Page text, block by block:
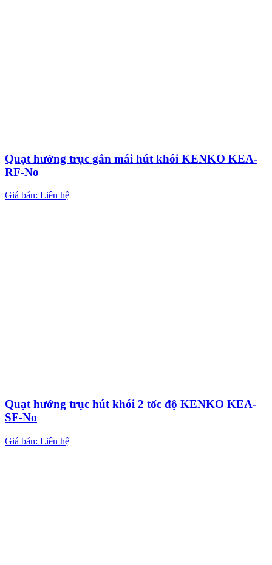
Quạt hướng trục gắn mái hút khói KENKO KEA-
RF-No
Giá bán: Liên hệ
Quạt hướng trục hút khói 2 tốc độ KENKO KEA-
SF-No
Giá bán: Liên hệ